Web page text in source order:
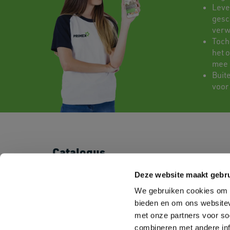
Deze website maakt
We gebruiken cookies
bieden en om ons
met onze partners voor
combineren met andere
het
mee
voor
Catalogus
Shorts & Pants
Baby
Kids
Sportswear
Corporate Wear
Workwear